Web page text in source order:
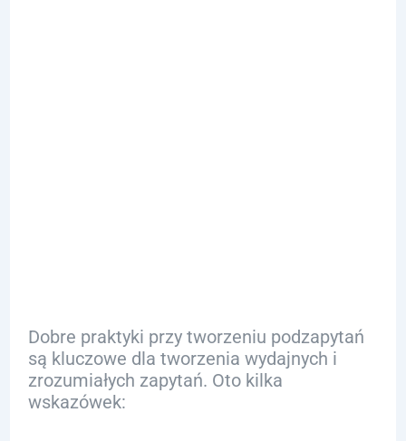
Dobre praktyki przy tworzeniu podzapytań
są kluczowe dla tworzenia wydajnych i
zrozumiałych zapytań. Oto kilka
wskazówek: